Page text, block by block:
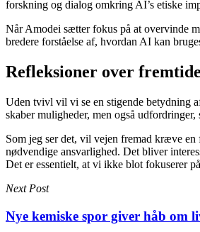
forskning og dialog omkring AI’s etiske
Når Amodei sætter fokus på at overvinde
bredere forståelse af, hvordan AI kan
Refleksioner over
Uden tvivl vil vi se en stigende betydning
skaber muligheder, men også
Som jeg ser det, vil vejen fremad kræve
nødvendige ansvarlighed. Det bliver
Det er essentielt, at vi ikke blot fokuserer
Next Post
Nye kemiske spor giver håb om